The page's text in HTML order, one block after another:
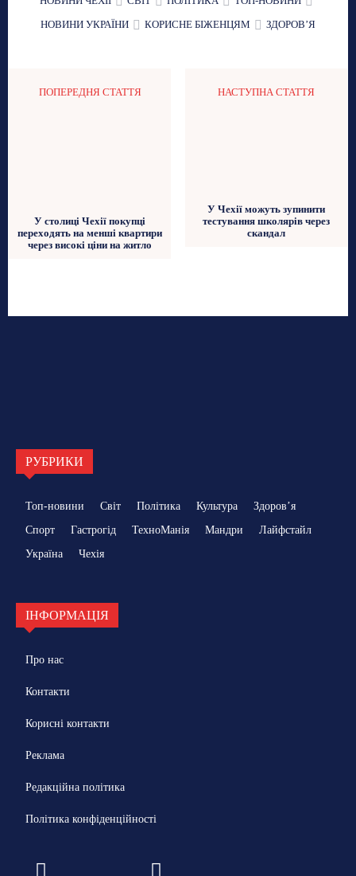
НОВИНИ УКРАЇНИ
КОРИСНЕ БІЖЕНЦЯМ ЗДОРОВʼЯ
ПОПЕРЕДНЯ СТАТТЯ
У столиці Чехії покупці
переходять на менші квартири
через високі ціни на житло
НАСТУПНА СТАТТЯ
У Чехії можуть зупинити
тестування школярів через
скандал
РУБРИКИ
Топ-новини Світ Політика Культура
Здоровʼя
Спорт
Гастрогід ТехноМанія Мандри
Лайфстайл
Україна
Чехія
ІНФОРМАЦІЯ
Про нас
Контакти
Корисні контакти
Реклама
Редакційна політика
Політика конфіденційності